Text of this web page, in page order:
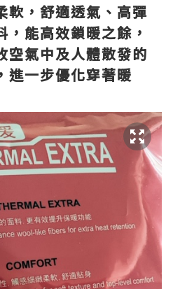
軟，舒適透氣、高彈
能高效鎖暖之餘，
空氣中及人體散發的
進一步優化穿著暖